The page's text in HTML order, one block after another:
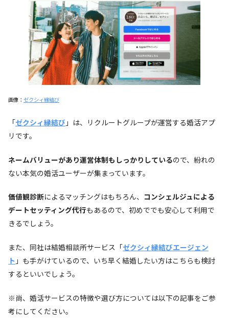
画像： ゼクシィ縁結び
「ゼクシィ縁結び 」は、リクルートグループが運営する婚活アプ
リです。
ネームバリューがあり運営体制もしっかりしているので、紛れの
ない本気の婚活ユーザーが集まっています。
価値観診断によるマッチングはもちろん、 コンシェルジュによる
デートセッティング代行もあるので、初めででも安心して利用で
きるでしょう。
また、同社は結婚相談所サービス「ゼクシィ縁結びエージェン
ト 」も手がけているので、いち早く結婚したい方はこちらも検討
するといいでしょう。
※尚、婚活サービスの特徴や選び方については以下の記事をご参
考にしてください。